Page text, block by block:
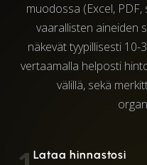
muodossa (Excel,
vaarallisten aineiden
näkevät tyypillisesti 10-
vertaamalla helposti
välillä, sekä
Lataa hinnastosi